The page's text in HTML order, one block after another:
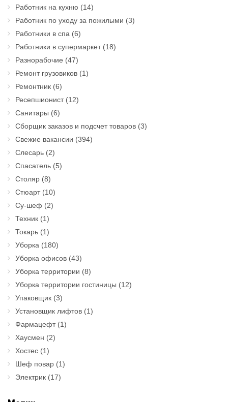
Работник на кухню (14)
Работник по уходу за пожилыми (3)
Работники в спа (6)
Работники в супермаркет(18)
Разнорабочие (47)
Ремонт грузовиков (1)
Ремонтник (6)
Ресепшионист(12)
Санитары (6)
Сборщик заказов и подсчет товаров (3)
Свежие вакансии (394)
Слесарь (2)
Спасатель (5)
Столяр (8)
Стюарт(10)
Су-шеф (2)
Техник (1)
Токарь (1)
Уборка (180)
Уборка офисов (43)
Уборка территории (8)
Уборка территории гостиницы (12)
Упаковщик (3)
Установщик лифтов (1)
Фармацефт(1)
Хаусмен (2)
Хостес (1)
Шеф повар (1)
Электрик (17)